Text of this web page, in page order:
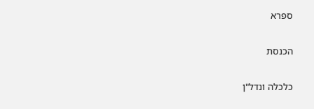
ספרא
הכנסת
כלכלה ונדל"ן